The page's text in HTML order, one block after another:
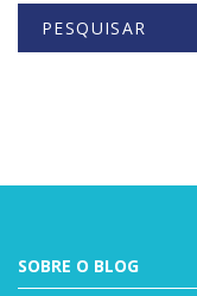
PESQUISAR
SOBRE O BLOG